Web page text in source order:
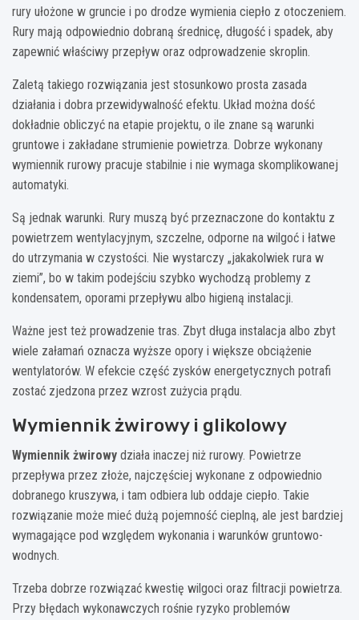
rury ułożone w gruncie i po drodze wymienia ciepło z otoczeniem.
Rury mają odpowiednio dobraną średnicę, długość i spadek, aby
zapewnić właściwy przepływ oraz odprowadzenie skroplin.
Zaletą takiego rozwiązania jest stosunkowo prosta zasada
działania i dobra przewidywalność efektu. Układ można dość
dokładnie obliczyć na etapie projektu, o ile znane są warunki
gruntowe i zakładane strumienie powietrza. Dobrze wykonany
wymiennik rurowy pracuje stabilnie i nie wymaga skomplikowanej
automatyki.
Są jednak warunki. Rury muszą być przeznaczone do kontaktu z
powietrzem wentylacyjnym, szczelne, odporne na wilgoć i łatwe
do utrzymania w czystości. Nie wystarczy „jakakolwiek rura w
ziemi”, bo w takim podejściu szybko wychodzą problemy z
kondensatem, oporami przepływu albo higieną instalacji.
Ważne jest też prowadzenie tras. Zbyt długa instalacja albo zbyt
wiele załamań oznacza wyższe opory i większe obciążenie
wentylatorów. W efekcie część zysków energetycznych potrafi
zostać zjedzona przez wzrost zużycia prądu.
Wymiennik żwirowy i glikolowy
Wymiennik żwirowy działa inaczej niż rurowy. Powietrze
przepływa przez złoże, najczęściej wykonane z odpowiednio
dobranego kruszywa, i tam odbiera lub oddaje ciepło. Takie
rozwiązanie może mieć dużą pojemność cieplną, ale jest bardziej
wymagające pod względem wykonania i warunków gruntowo-
wodnych.
Trzeba dobrze rozwiązać kwestię wilgoci oraz filtracji powietrza.
Przy błędach wykonawczych rośnie ryzyko problemów